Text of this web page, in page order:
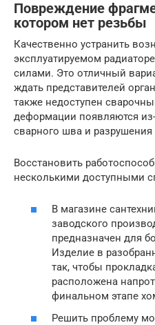
Повреждение
котором нет резьбы
Качественно устранить
эксплуатируемом
силами. Это отличный
ждать представителей
также недоступен
деформации появляются
сварного шва и разрушения
Восстановить
несколькими доступными
В магазине
заводского
предназначен для
Изделие в
так, чтобы
расположена
финальном этапе
Решить проблему